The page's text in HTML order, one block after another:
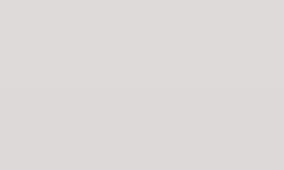
mnie stać na
ceny przekraczają tysiąc
został Maxime Trijol
to jest druga najwyższa
(a trzecią także dostał